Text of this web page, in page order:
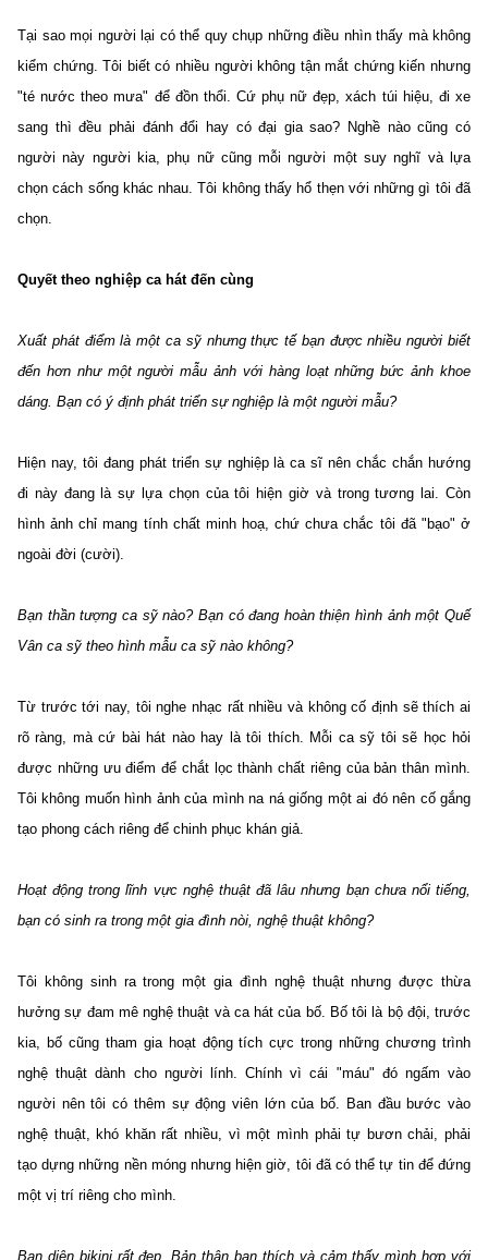
Tại sao mọi người lại có thể quy chụp những điều nhìn thấy mà không
kiểm chứng. Tôi biết có nhiều người không tận mắt chứng kiến nhưng
"té nước theo mưa" để đồn thổi. Cứ phụ nữ đẹp, xách túi hiệu, đi xe
sang thì đều phải đánh đổi hay có đại gia sao? Nghề nào cũng có
người này người kia, phụ nữ cũng mỗi người một suy nghĩ và lựa
chọn cách sống khác nhau. Tôi không thấy hổ thẹn với những gì tôi đã
chọn.
Quyết theo nghiệp ca hát đến cùng
Xuất phát điểm là một ca sỹ nhưng thực tế bạn được nhiều người biết
đến hơn như một người mẫu ảnh với hàng loạt những bức ảnh khoe
dáng. Bạn có ý định phát triển sự nghiệp là một người mẫu?
Hiện nay, tôi đang phát triển sự nghiệp là ca sĩ nên chắc chắn hướng
đi này đang là sự lựa chọn của tôi hiện giờ và trong tương lai. Còn
hình ảnh chỉ mang tính chất minh hoạ, chứ chưa chắc tôi đã "bạo" ở
ngoài đời (cười).
Bạn thần tượng ca sỹ nào? Bạn có đang hoàn thiện hình ảnh một Quế
Vân ca sỹ theo hình mẫu ca sỹ nào không?
Từ trước tới nay, tôi nghe nhạc rất nhiều và không cố định sẽ thích ai
rõ ràng, mà cứ bài hát nào hay là tôi thích. Mỗi ca sỹ tôi sẽ học hỏi
được những ưu điểm để chắt lọc thành chất riêng của bản thân mình.
Tôi không muốn hình ảnh của mình na ná giống một ai đó nên cố gắng
tạo phong cách riêng để chinh phục khán giả.
Hoạt động trong lĩnh vực nghệ thuật đã lâu nhưng bạn chưa nổi tiếng,
bạn có sinh ra trong một gia đình nòi, nghệ thuật không?
Tôi không sinh ra trong một gia đình nghệ thuật nhưng được thừa
hưởng sự đam mê nghệ thuật và ca hát của bố. Bố tôi là bộ đội, trước
kia, bố cũng tham gia hoạt động tích cực trong những chương trình
nghệ thuật dành cho người lính. Chính vì cái "máu" đó ngấm vào
người nên tôi có thêm sự động viên lớn của bố. Ban đầu bước vào
nghệ thuật, khó khăn rất nhiều, vì một mình phải tự bươn chải, phải
tạo dựng những nền móng nhưng hiện giờ, tôi đã có thể tự tin để đứng
một vị trí riêng cho mình.
Bạn diện bikini rất đẹp. Bản thân bạn thích và cảm thấy mình hợp với